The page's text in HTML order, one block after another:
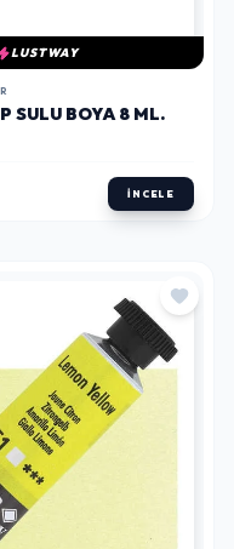
LUSTWAY
SULU BOYA 8 ML.
İNCELE